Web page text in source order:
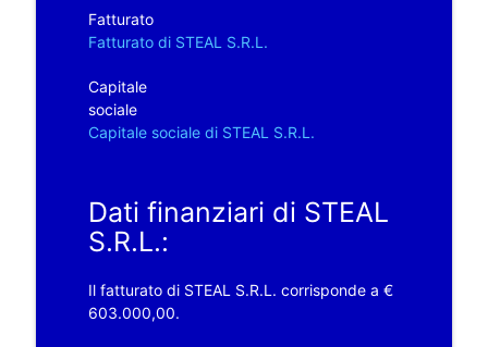
Fatturato
Fatturato di STEAL S.R.L.
Capitale
sociale
Capitale sociale di STEAL S.R.L.
Dati finanziari di STEAL
S.R.L.:
Il fatturato di STEAL S.R.L. corrisponde a €
603.000,00.